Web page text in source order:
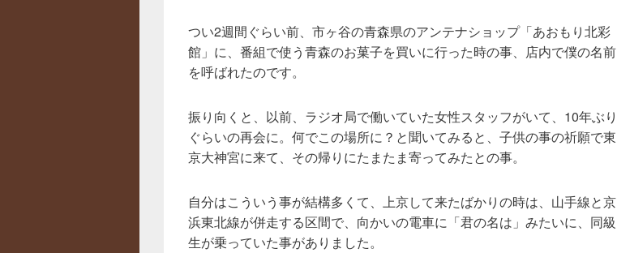
つい2週間ぐらい前、市ヶ谷の青森県のアンテナショップ「あおもり北彩
館」に、番組で使う青森のお菓子を買いに行った時の事、店内で僕の名前
を呼ばれたのです。
振り向くと、以前、ラジオ局で働いていた女性スタッフがいて、10年ぶり
ぐらいの再会に。何でこの場所に？と聞いてみると、子供の事の祈願で東
京大神宮に来て、その帰りにたまたま寄ってみたとの事。
自分はこういう事が結構多くて、上京して来たばかりの時は、山手線と京
浜東北線が併走する区間で、向かいの電車に「君の名は」みたいに、同級
生が乗っていた事がありました。